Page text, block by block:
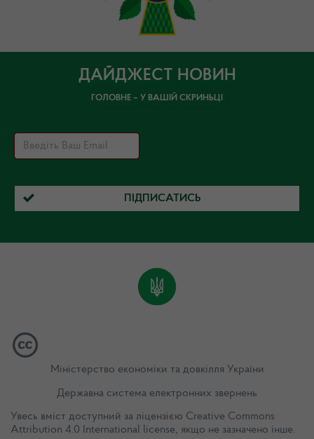
ДАЙДЖЕСТ НОВИН
ГОЛОВНЕ – У ВАШІЙ СКРИНЬЦІ
ПІДПИСАТИСЬ
Міністерство економіки та довкілля України
Державна система електронних звернень
Увесь вміст доступний за ліцензією Creative Commons
Attribution 4.0 International license, якщо не зазначено інше.